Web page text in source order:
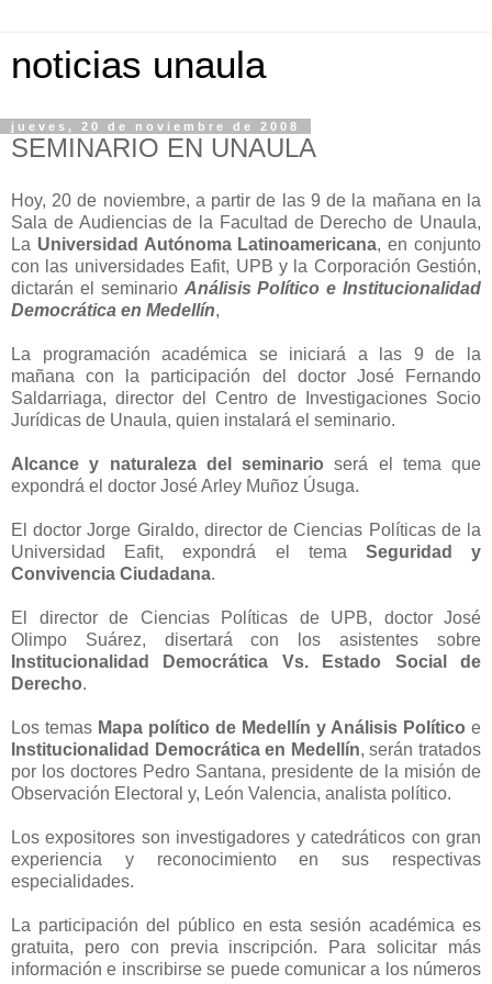
noticias unaula
jueves, 20 de noviembre de 2008
SEMINARIO EN UNAULA
Hoy, 20 de noviembre, a partir de las 9 de la mañana en la
Sala de Audiencias de la Facultad de Derecho de Unaula,
La Universidad Autónoma Latinoamericana, en conjunto
con las universidades Eafit, UPB y la Corporación Gestión,
dictarán el seminario Análisis Político e Institucionalidad
Democrática en Medellín,
La programación académica se iniciará a las 9 de la
mañana con la participación del doctor José Fernando
Saldarriaga, director del Centro de Investigaciones Socio
Jurídicas de Unaula, quien instalará el seminario.
Alcance y naturaleza del seminario será el tema que
expondrá el doctor José Arley Muñoz Úsuga.
El doctor Jorge Giraldo, director de Ciencias Políticas de la
Universidad Eafit, expondrá el tema Seguridad y
Convivencia Ciudadana.
El director de Ciencias Políticas de UPB, doctor José
Olimpo Suárez, disertará con los asistentes sobre
Institucionalidad Democrática Vs. Estado Social de
Derecho.
Los temas Mapa político de Medellín y Análisis Político e
Institucionalidad Democrática en Medellín, serán tratados
por los doctores Pedro Santana, presidente de la misión de
Observación Electoral y, León Valencia, analista político.
Los expositores son investigadores y catedráticos con gran
experiencia y reconocimiento en sus respectivas
especialidades.
La participación del público en esta sesión académica es
gratuita, pero con previa inscripción. Para solicitar más
información e inscribirse se puede comunicar a los números